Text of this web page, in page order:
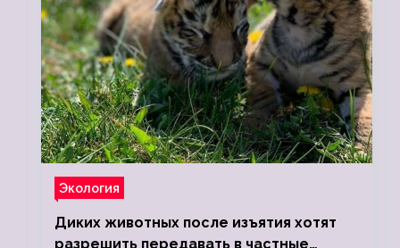
Экология
Диких животных после изъятия хотят
разрешить передавать в частные